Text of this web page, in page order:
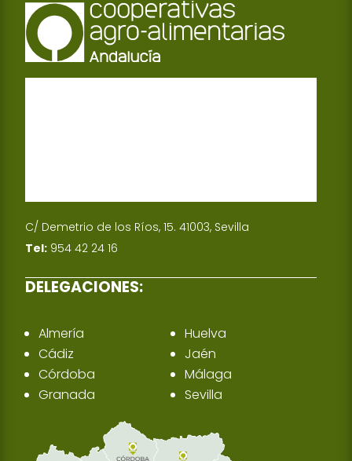
p
p
d
I
n
C/ Demetrio de los Ríos, 15. 41003, Sevilla
Tel: 954 42 24 16
DELEGACIONES:
Almería
Cádiz
Córdoba
Granada
Huelva
Jaén
Málaga
Sevilla